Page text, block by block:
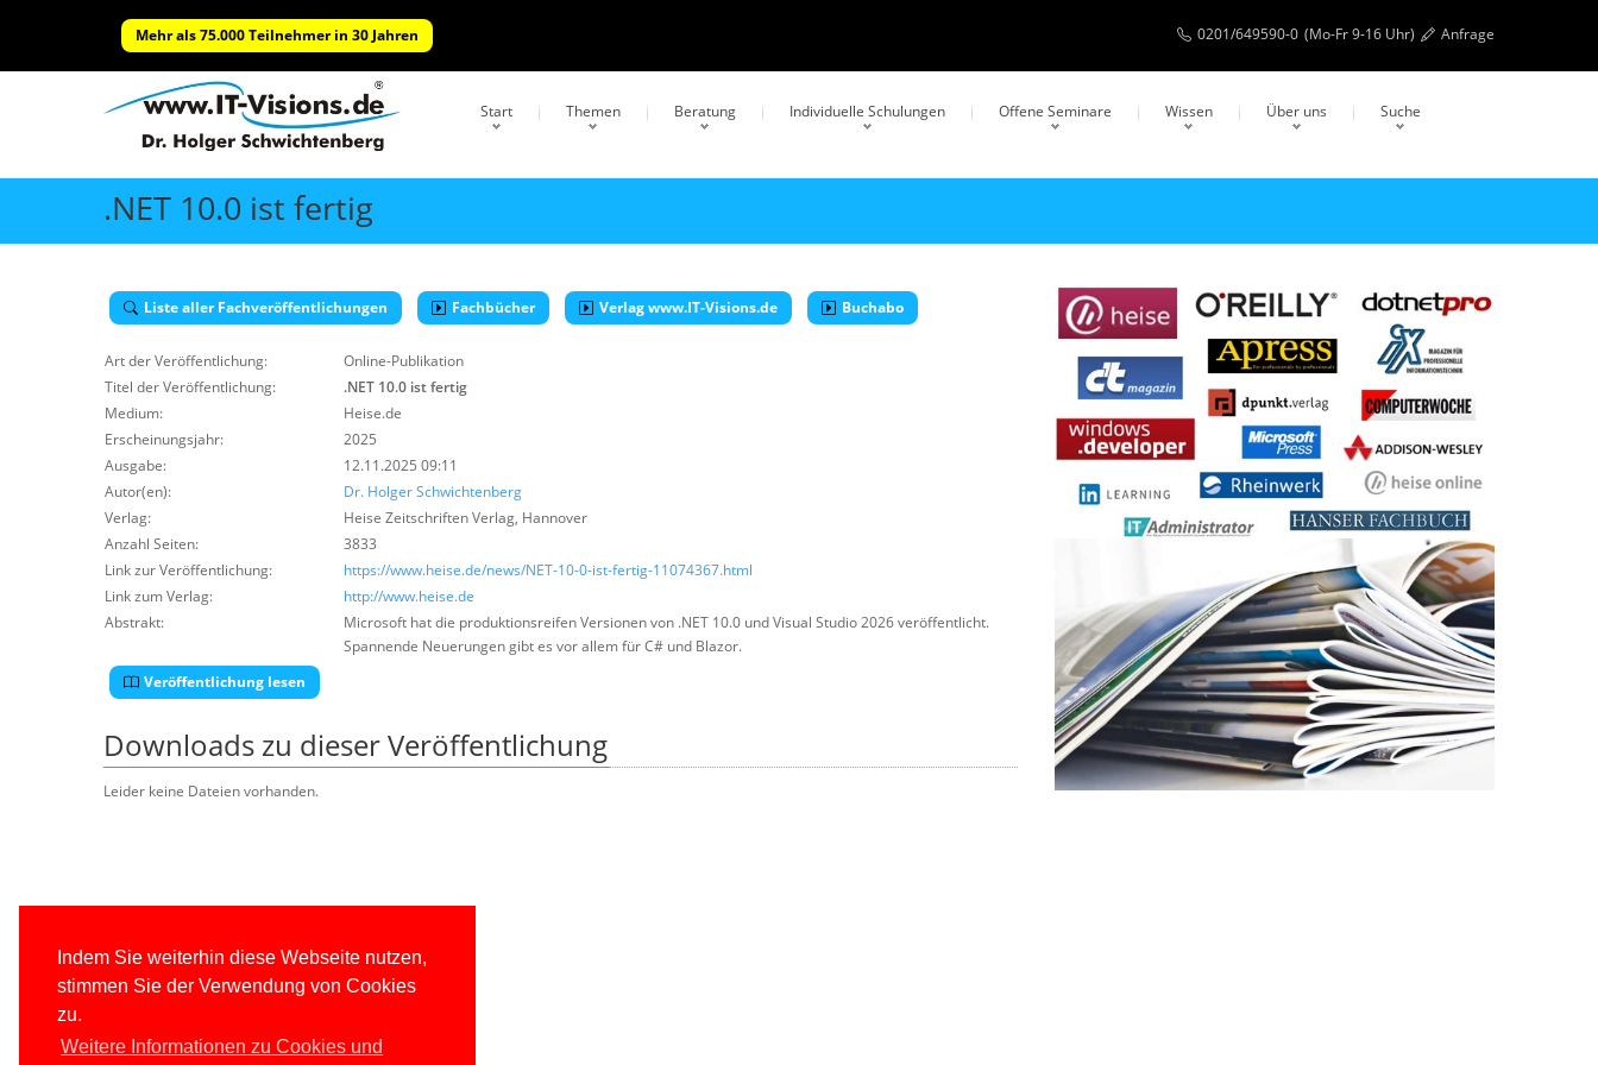
Indem Sie weiterhin diese Webseite nutzen,
stimmen Sie der Verwendung von Cookies
zu.
Weitere Informationen zu Cookies und
Mehr als 75.000 Teilnehmer in 30 Jahren 0201/649590-0 (Mo-Fr 9-16 Uhr) Anfrage
Start Themen Beratung Individuelle Schulungen Offene Seminare Wissen Über uns Suche
.NET 10.0 ist fertig
Liste aller Fachveröffentlichungen Fachbücher Verlag www.IT-Visions.de Buchabo
Art der Veröffentlichung:
Online-Publikation
Titel der Veröffentlichung:
.NET 10.0 ist fertig
Medium:
Heise.de
Erscheinungsjahr:
2025
Ausgabe:
12.11.2025 09:11
Autor(en):
Dr. Holger Schwichtenberg
Verlag:
Heise Zeitschriften Verlag, Hannover
Anzahl Seiten:
3833
Link zur Veröffentlichung:
https://www.heise.de/news/NET-10-0-ist-fertig-11074367.html
Link zum Verlag:
http://www.heise.de
Abstrakt:
Microsoft hat die produktionsreifen Versionen von .NET 10.0 und Visual Studio 2026 veröffentlicht.
Spannende Neuerungen gibt es vor allem für C# und Blazor.
Veröffentlichung lesen
Downloads zu dieser Veröffentlichung
Leider keine Dateien vorhanden.